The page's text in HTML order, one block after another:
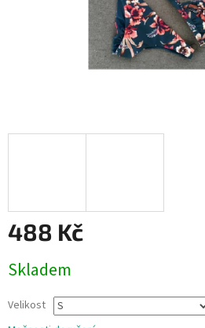
488 Kč
cena:
Skladem
Velikost